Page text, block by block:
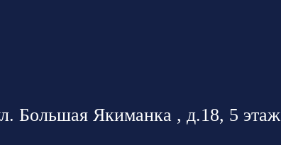
Большая Якиманка , д.18, 5 этаж